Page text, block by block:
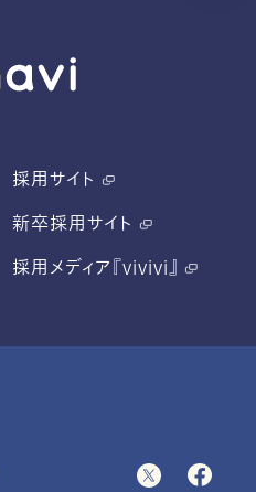
採用サイト
新卒採用サイト
採用メディア『vivivi』